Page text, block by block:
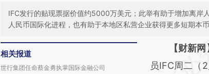
IFC发行的贴现票据价值约5000万美元；此举有助于增加离岸
人民币国际化进程，也有助于本地区私营企业获得更多短期本
相关报道
世行集团任命蔡金勇执掌国际金融公司
请务必在总
AI基
【财新
员IFC周二（